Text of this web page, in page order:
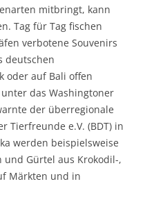
mitbringt, kann
Tag für Tag fischen
verbotene Souvenirs
deutschen
oder auf Bali offen
das Washingtoner
der überregionale
Tierfreunde e.V. (BDT) in
werden beispielsweise
und Gürtel aus Krokodil-,
Märkten und in